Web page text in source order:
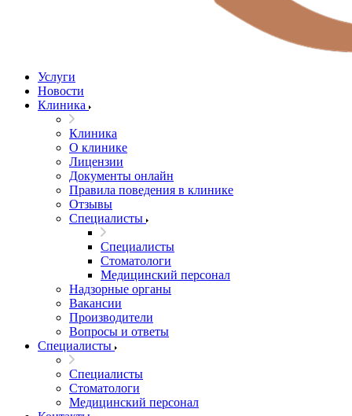
Услуги
Новости
Клиника
Клиника
О клинике
Лицензии
Документы онлайн
Правила поведения в клинике
Отзывы
Специалисты
Специалисты
Стоматологи
Медицинский персонал
Надзорные органы
Вакансии
Производители
Вопросы и ответы
Специалисты
Специалисты
Стоматологи
Медицинский персонал